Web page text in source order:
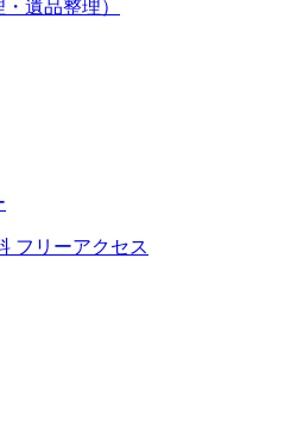
遺品整理）
フリーアクセス